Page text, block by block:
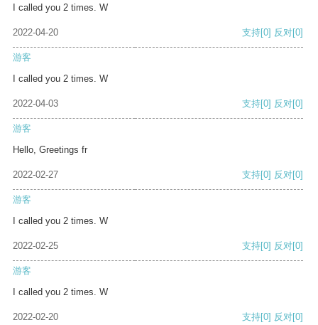
I called you 2 times. W
2022-04-20 支持[0] 反对[0]
游客
I called you 2 times. W
2022-04-03 支持[0] 反对[0]
游客
Hello, Greetings fr
2022-02-27 支持[0] 反对[0]
游客
I called you 2 times. W
2022-02-25 支持[0] 反对[0]
游客
I called you 2 times. W
2022-02-20 支持[0] 反对[0]